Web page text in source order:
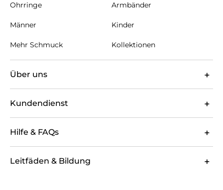
Ohrringe Armbänder
Männer Kinder
Mehr Schmuck Kollektionen
Über uns
Kundendienst
Hilfe & FAQs
Leitfäden & Bildung